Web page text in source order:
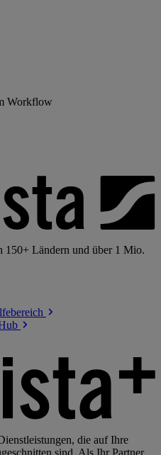
Workflow
150+ Ländern und über 1 Mio.
die auf Ihre
sind. Als Ihr Partner